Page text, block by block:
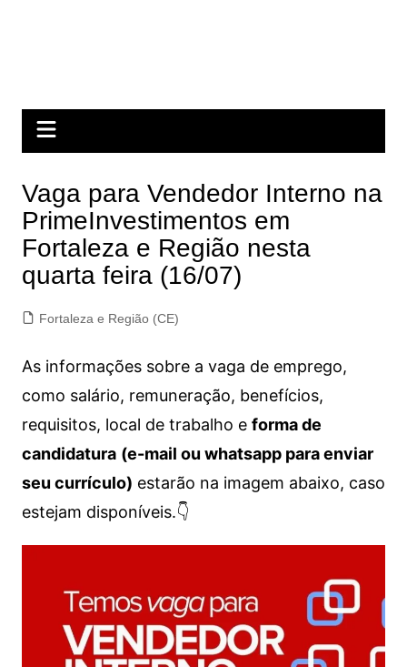
Vaga para Vendedor Interno na
PrimeInvestimentos em
Fortaleza e Região nesta
quarta feira (16/07)
Fortaleza e Região (CE)
As informações sobre a vaga de emprego,
como salário, remuneração, benefícios,
requisitos, local de trabalho e forma de
candidatura (e-mail ou whatsapp para enviar
seu currículo) estarão na imagem abaixo, caso
estejam disponíveis.👇